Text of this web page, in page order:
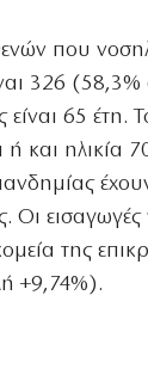
που
326
65 έτη.
και ηλικία
έχουν
Οι
της
+9,74%).